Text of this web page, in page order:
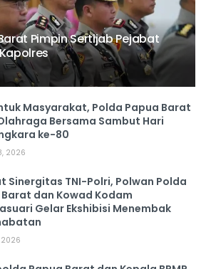
Pimpin Sertijab Pejabat
Masyarakat, Polda Papua Barat
Bersama Sambut Hari
ke-80
2026
Sinergitas TNI-Polri, Polwan Polda
dan Kowad Kodam
Gelar Ekshibisi Menembak
2026